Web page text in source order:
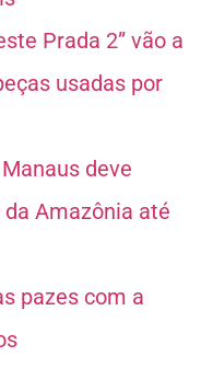
Prada 2” vão a
usadas por
deve
Amazônia até
pazes com a